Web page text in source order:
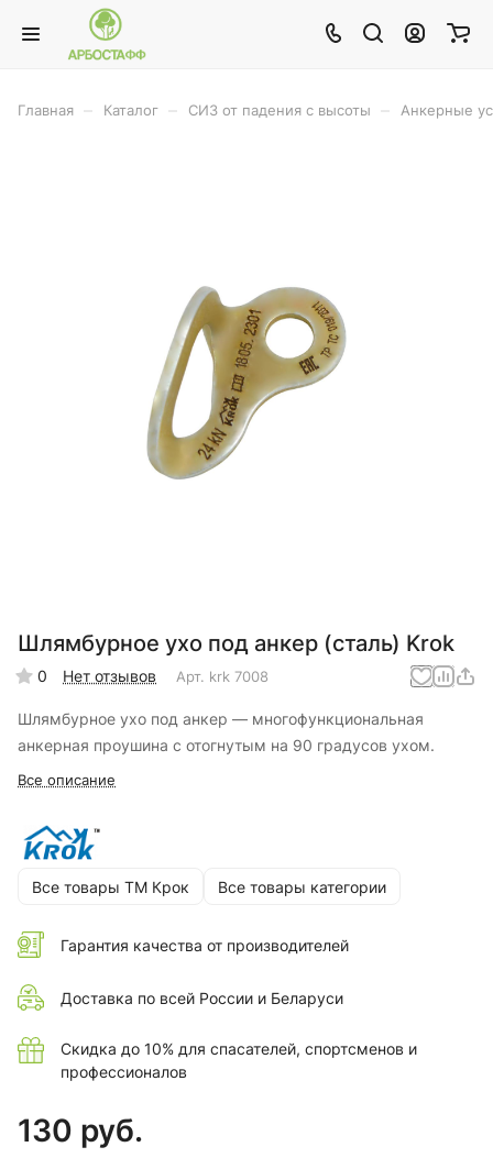
Главная Каталог СИЗ от падения с высоты Анкерные
Шлямбурное ухо под анкер (сталь) Krok
0 Нет отзывов Арт. krk 7008
Шлямбурное ухо под анкер — многофункциональная
анкерная проушина с отогнутым на 90 градусов ухом.
Все описание
Все товары ТМ Крок Все товары категории
Гарантия качества от производителей
Доставка по всей России и Беларуси
Скидка до 10% для спасателей, спортсменов и
профессионалов
130 руб.